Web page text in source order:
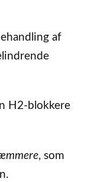
af
H2-blokkere
, som